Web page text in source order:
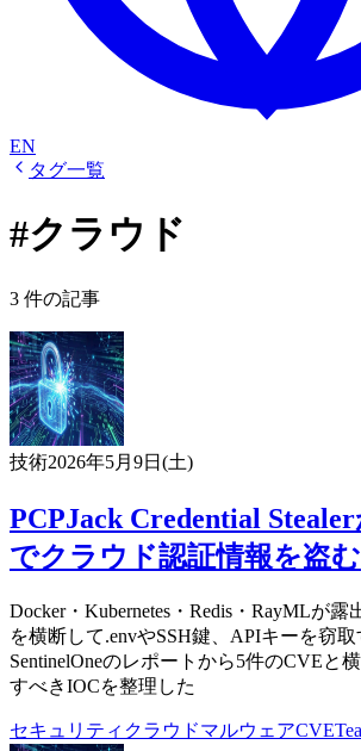
EN
タグ一覧
#クラウド
3 件の記事
技術2026年5月9日(土)
PCPJack Credential
でクラウド認証情報を盗む
Docker・Kubernetes・Redis・RayMLが
を横断して.envやSSH鍵、APIキーを窃取
SentinelOneのレポートから5件のCVEと
すべきIOCを整理した
セキュリティ クラウドマルウェアCVE